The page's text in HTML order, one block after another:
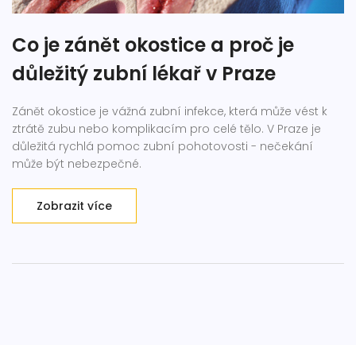
Co je zánět okostice a proč je
důležitý zubní lékař v Praze
Zánět okostice je vážná zubní infekce, která může vést k
ztrátě zubu nebo komplikacím pro celé tělo. V Praze je
důležitá rychlá pomoc zubní pohotovosti - nečekání
může být nebezpečné.
Zobrazit více